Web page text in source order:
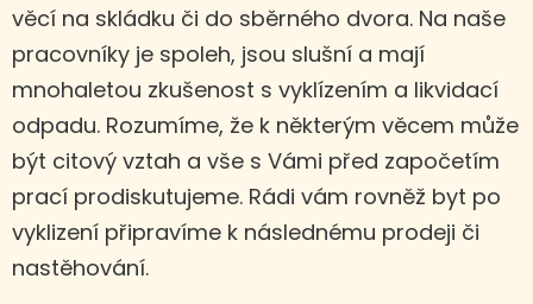
věcí na skládku či do sběrného dvora. Na naše
pracovníky je spoleh, jsou slušní a mají
mnohaletou zkušenost s vyklízením a likvidací
odpadu. Rozumíme, že k některým věcem může
být citový vztah a vše s Vámi před započetím
prací prodiskutujeme. Rádi vám rovněž byt po
vyklizení připravíme k následnému prodeji či
nastěhování.